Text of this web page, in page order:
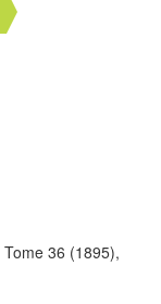
Tome 36 (1895),